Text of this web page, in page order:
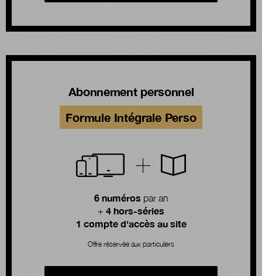
Abonnement personnel
Formule Intégrale Perso
6 numérospar an
+ 4 hors-séries
1 compte d'accès au site
Offre réservée aux particuliers